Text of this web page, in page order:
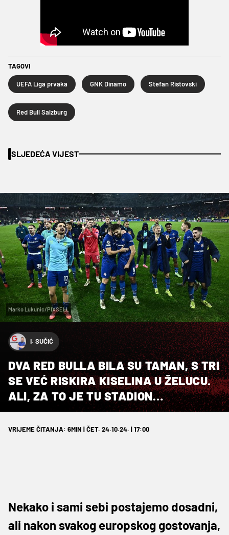
TAGOVI
UEFA Liga prvaka GNK Dinamo Stefan Ristovski
Red Bull Salzburg
SLJEDEĆA VIJEST
Marko Lukunic/PIXSELL
I. SUČIĆ
DVA RED BULLA BILA SU TAMAN, S TRI
SE VEĆ RISKIRA KISELINA U ŽELUCU.
ALI, ZA TO JE TU STADION…
VRIJEME ČITANJA: 6MIN | ČET. 24.10.24. | 17:00
Nekako i sami sebi postajemo dosadni,
ali nakon svakog europskog gostovanja,